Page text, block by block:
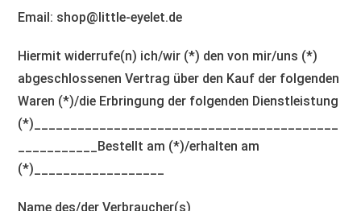
Email: shop@little-eyelet.de
Hiermit widerrufe(n) ich/wir (*) den von mir/uns (*)
abgeschlossenen Vertrag über den Kauf der folgenden
Waren (*)/die Erbringung der folgenden Dienstleistung
(*)__________________________________________
___________Bestellt am (*)/erhalten am
(*)__________________
Name des/der Verbraucher(s)